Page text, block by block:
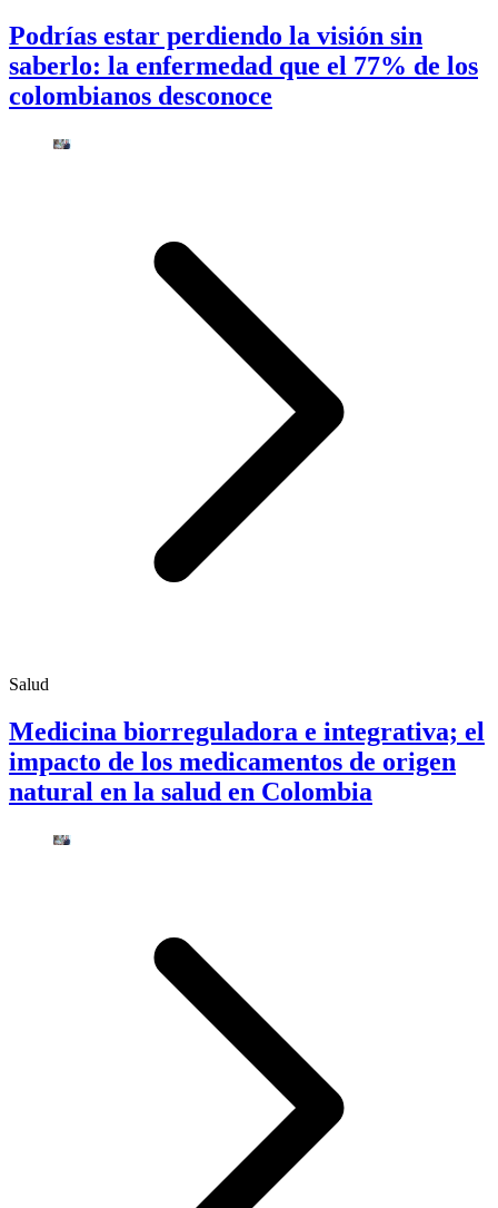
Podrías estar perdiendo la visión sin
saberlo: la enfermedad que el 77% de los
colombianos desconoce
Salud
Medicina biorreguladora e integrativa; el
impacto de los medicamentos de origen
natural en la salud en Colombia